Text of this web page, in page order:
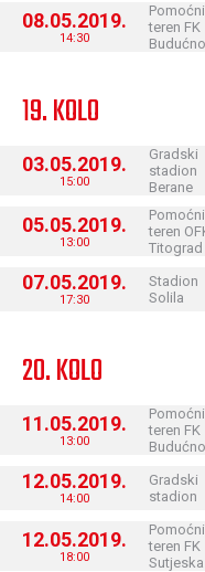
08.05.2019.
14:30
Pomoćni
teren FK
19. KOLO
03.05.2019.
15:00
Gradski
stadion
Berane
05.05.2019.
13:00
Pomoćni
teren
Titograd
07.05.2019.
17:30
Stadion
Solila
20. KOLO
11.05.2019.
13:00
Pomoćni
teren FK
12.05.2019.
14:00
Gradski
stadion
12.05.2019.
18:00
Pomoćni
teren FK
Sutjeska